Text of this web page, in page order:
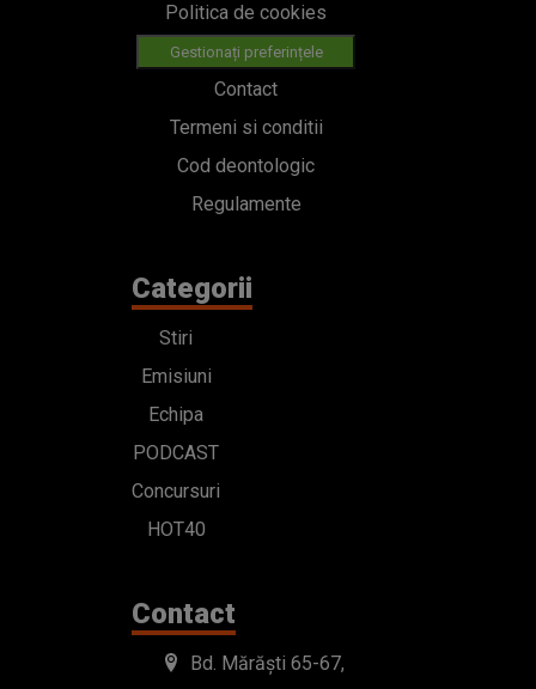
Politica de cookies
Gestionați preferințele
Contact
Termeni si conditii
Cod deontologic
Regulamente
Categorii
Stiri
Emisiuni
Echipa
PODCAST
Concursuri
HOT40
Contact
Bd. Mărăști 65-67,